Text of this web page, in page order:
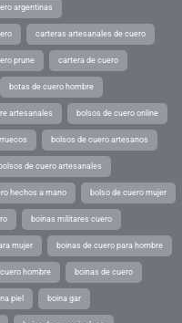
argentinas
carteras artesanales de cuero
prune cartera de cuero
botas de cuero hombre
artesanales bolsos de cuero online
bolsos de cuero artesanos
bolsos de cuero artesanales
hechos a mano bolso de cuero mujer
boinas militares cuero
mujer boinas de cuero para hombre
hombre boinas de cuero
piel boina gar